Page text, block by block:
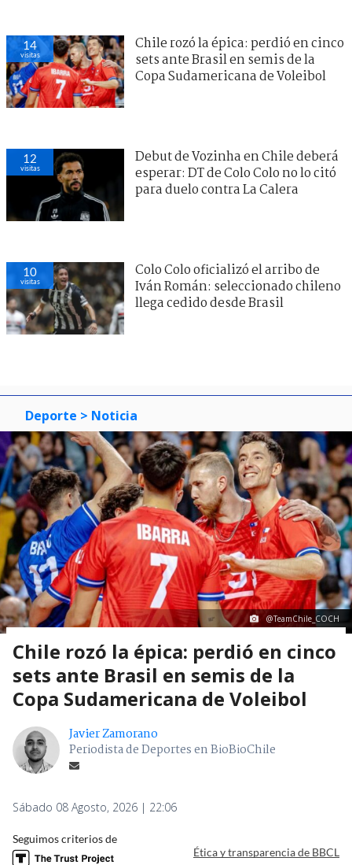
14
visitas
Chile rozó la épica: perdió en cinco
sets ante Brasil en semis de la
Copa Sudamericana de Voleibol
12
visitas
Debut de Vozinha en Chile deberá
esperar: DT de Colo Colo no lo citó
para duelo contra La Calera
10
visitas
Colo Colo oficializó el arribo de
Iván Román: seleccionado chileno
llega cedido desde Brasil
Deporte > Noticia
@TeamChile_COCH
Chile rozó la épica: perdió en cinco
sets ante Brasil en semis de la
Copa Sudamericana de Voleibol
Javier Zamorano
Periodista de Deportes en BioBioChile
Sábado 08 Agosto, 2026 | 22:06
Seguimos criterios de
Ética y transparencia de BBCL